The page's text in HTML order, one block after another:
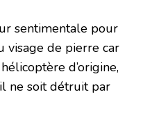
sentimentale pour
visage de pierre car
d’origine,
ne soit détruit par